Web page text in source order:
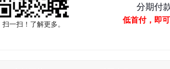
扫一扫！了解更多。
分期付
低首付，即